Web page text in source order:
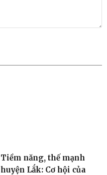
Tiềm năng, thế mạnh
huyện Lắk: Cơ hội của